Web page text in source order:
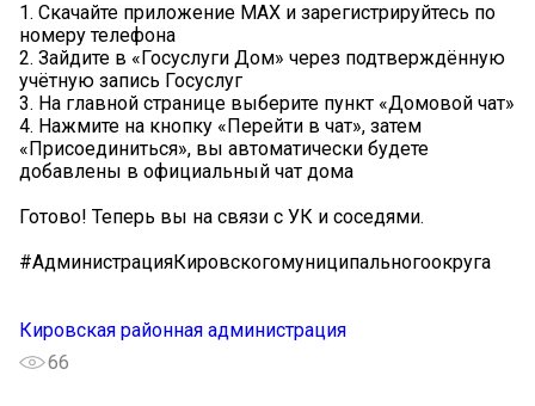
1. Скачайте приложение MAX и зарегистрируйтесь по
номеру телефона
2. Зайдите в «Госуслуги Дом» через подтверждённую
учётную запись Госуслуг
3. На главной странице выберите пункт «Домовой чат»
4. Нажмите на кнопку «Перейти в чат», затем
«Присоединиться», вы автоматически будете
добавлены в официальный чат дома
Готово! Теперь вы на связи с УК и соседями.
#АдминистрацияКировскогомуниципальногоокруга
Кировская районная администрация
66